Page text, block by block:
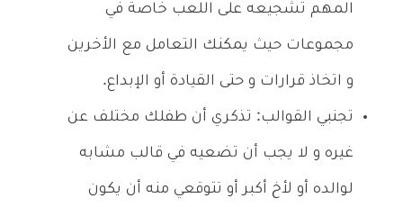
المهم تشجيعه على اللعب خاصة في
مجموعات حيث يمكنك التعامل مع الأخرين
و اتخاذ قرارات و حتى القيادة أو الإبداع.
تجنبي القوالب: تذكري أن طفلك مختلف عن
غيره و لا يجب أن تضعيه في قالب مشابه
لوالده أو لأخ أكبر أو تتوقعي منه أن يكون